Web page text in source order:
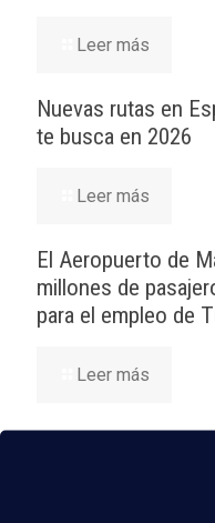
Leer más
Nuevas rutas en
te busca en 2026
Leer más
El Aeropuerto de
millones de
para el empleo de
Leer más